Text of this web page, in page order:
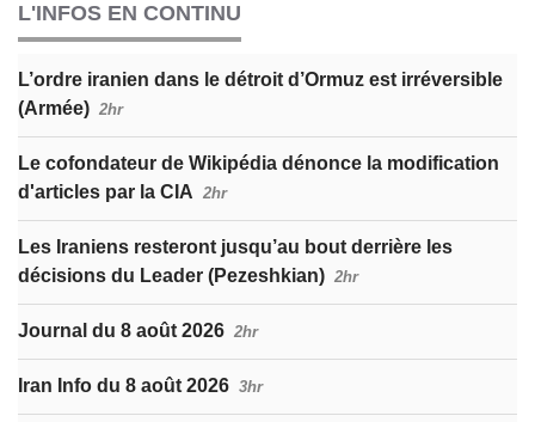
L'INFOS EN CONTINU
L’ordre iranien dans le détroit d’Ormuz est irréversible
(Armée) 2hr
Le cofondateur de Wikipédia dénonce la modification
d'articles par la CIA 2hr
Les Iraniens resteront jusqu’au bout derrière les
décisions du Leader (Pezeshkian) 2hr
Journal du 8 août 2026 2hr
Iran Info du 8 août 2026 3hr